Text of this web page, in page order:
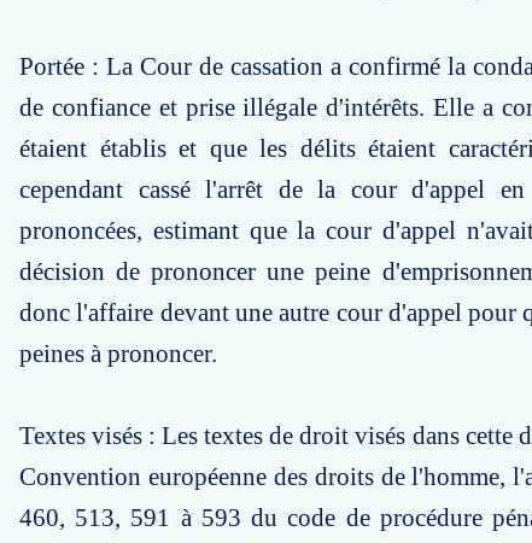
Portée : La Cour de cassation a confirmé la
de confiance et prise illégale d'intérêts. Elle a
étaient établis et que les délits étaient
cependant cassé l'arrêt de la cour d'appel
prononcées, estimant que la cour d'appel
décision de prononcer une peine
donc l'affaire devant une autre cour d'appel pour
peines à prononcer.
Textes visés : Les textes de droit visés dans cette
Convention européenne des droits de l'homme,
460, 513, 591 à 593 du code de procédure